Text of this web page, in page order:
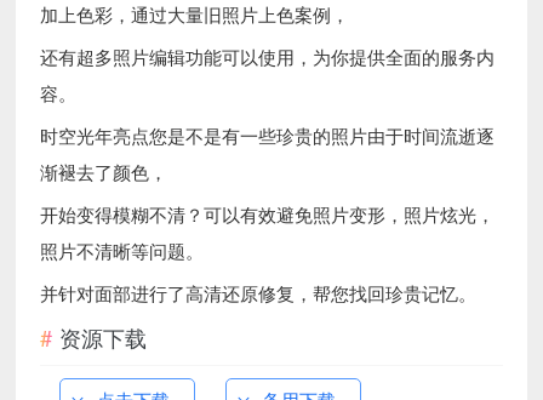
加上色彩，通过大量旧照片上色案例，
还有超多照片编辑功能可以使用，为你提供全面的服务内
容。
时空光年亮点您是不是有一些珍贵的照片由于时间流逝逐
渐褪去了颜色，
开始变得模糊不清？可以有效避免照片变形，照片炫光，
照片不清晰等问题。
并针对面部进行了高清还原修复，帮您找回珍贵记忆。
资源下载